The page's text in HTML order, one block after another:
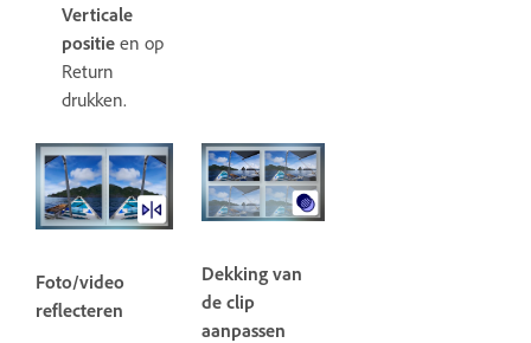
Verticale
positie en op
Return
drukken.
Foto/video
reflecteren
Dekking van
de clip
aanpassen